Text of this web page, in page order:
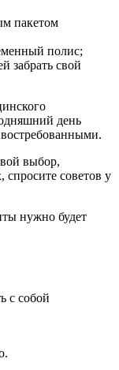
пакетом
полис;
забрать свой
день
выбор,
советов у
нужно будет
с собой